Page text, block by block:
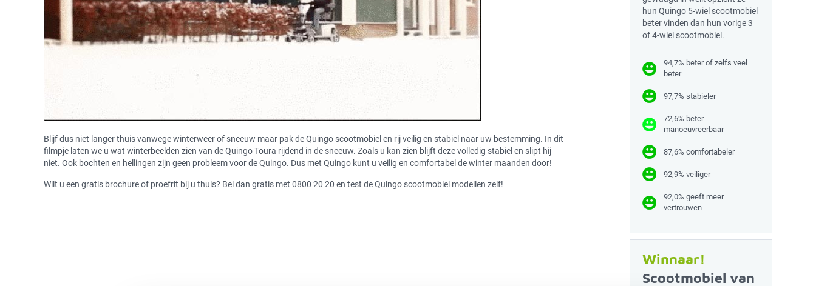
Blijf dus niet langer thuis vanwege winterweer of sneeuw maar pak de Quingo scootmobiel en rij veilig en stabiel naar uw bestemming. In dit
filmpje laten we u wat winterbeelden zien van de Quingo Toura rijdend in de sneeuw. Zoals u kan zien blijft deze volledig stabiel en slipt hij
niet. Ook bochten en hellingen zijn geen probleem voor de Quingo. Dus met Quingo kunt u veilig en comfortabel de winter maanden door!
Wilt u een gratis brochure of proefrit bij u thuis? Bel dan gratis met 0800 20 20 en test de Quingo scootmobiel modellen zelf!
hun Quingo 5-wiel scootmobiel
beter vinden dan hun vorige 3
of 4-wiel scootmobiel.
94,7% beter of zelfs veel
beter
97,7% stabieler
72,6% beter
manoeuvreerbaar
87,6% comfortabeler
92,9% veiliger
92,0% geeft meer
vertrouwen
Winnaar!
Scootmobiel van